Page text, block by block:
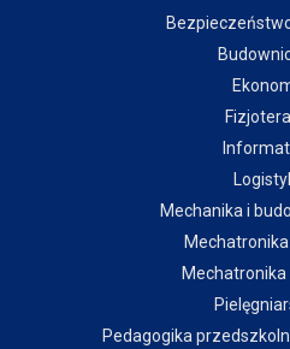
Mechanika i
Mechatronika
Pedagogika